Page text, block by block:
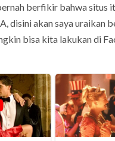
berfikir bahwa situs
disini akan saya uraikan
bisa kita lakukan di